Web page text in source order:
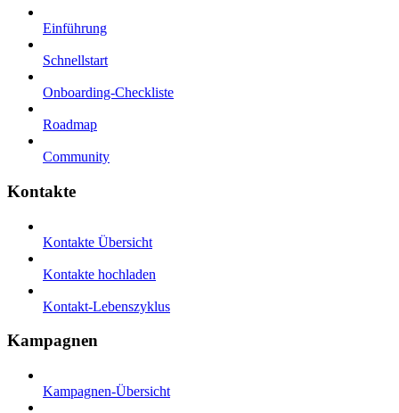
Einführung
Schnellstart
Onboarding-Checkliste
Roadmap
Community
Kontakte
Kontakte Übersicht
Kontakte hochladen
Kontakt-Lebenszyklus
Kampagnen
Kampagnen-Übersicht